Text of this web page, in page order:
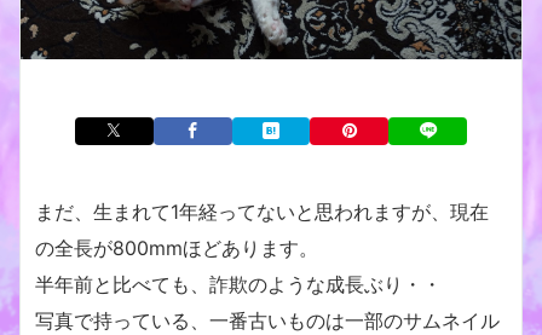
まだ、生まれて1年経ってないと思われますが、現在
の全長が800mmほどあります。
半年前と比べても、詐欺のような成長ぶり・・
写真で持っている、一番古いものは一部のサムネイル